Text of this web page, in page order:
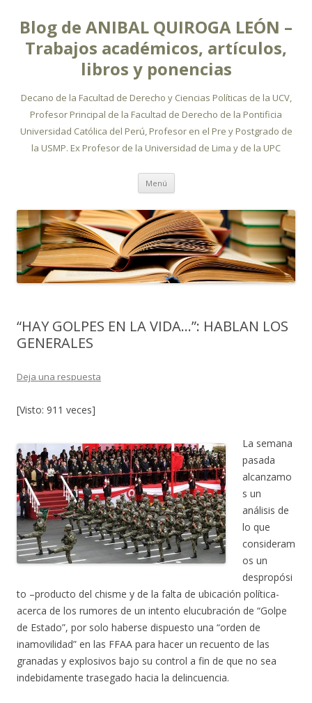
Blog de ANIBAL QUIROGA LEÓN –
Trabajos académicos, artículos,
libros y ponencias
Decano de la Facultad de Derecho y Ciencias Políticas de la UCV,
Profesor Principal de la Facultad de Derecho de la Pontificia
Universidad Católica del Perú, Profesor en el Pre y Postgrado de
la USMP. Ex Profesor de la Universidad de Lima y de la UPC
Menú Ir
contenido
“HAY GOLPES EN LA VIDA…”: HABLAN LOS
GENERALES
Deja una respuesta
[Visto: 911 veces]
La semana
pasada
alcanzamo
s un
análisis de
lo que
consideram
os un
despropósi
to –producto del chisme y de la falta de ubicación política-
acerca de los rumores de un intento elucubración de “Golpe
de Estado”, por solo haberse dispuesto una “orden de
inamovilidad” en las FFAA para hacer un recuento de las
granadas y explosivos bajo su control a fin de que no sea
indebidamente trasegado hacia la delincuencia.